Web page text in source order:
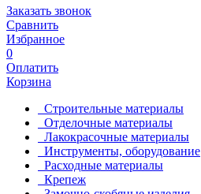
Заказать звонок
Сравнить
Избранное
0
Оплатить
Корзина
Строительные материалы
Отделочные материалы
Лакокрасочные материалы
Инструменты, оборудование
Расходные материалы
Крепеж